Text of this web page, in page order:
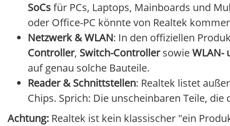
SoCsfür PCs, Laptops, Mainboards und
oder Office-PC könnte von Realtek
Netzwerk & WLAN: In den offiziellen
Controller, Switch-ControllersowieWLAN-
auf genau solche Bauteile.
Reader & Schnittstellen: Realtek listet
Chips. Sprich: Die unscheinbaren Teile,
Achtung: Realtek ist kein klassischer "ein